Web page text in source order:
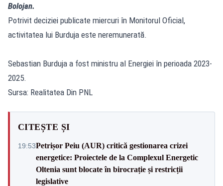
Bolojan.
Potrivit deciziei publicate miercuri în Monitorul Oficial,
activitatea lui Burduja este neremunerată.
Sebastian Burduja a fost ministru al Energiei în perioada 2023-
2025.
Sursa: Realitatea Din PNL
CITEȘTE ȘI
19:53Petrișor Peiu (AUR) critică gestionarea crizei
energetice: Proiectele de la Complexul Energetic
Oltenia sunt blocate în birocrație și restricții
legislative